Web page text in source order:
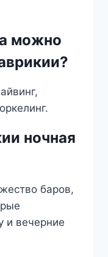
можно
ночная
баров,
и вечерние